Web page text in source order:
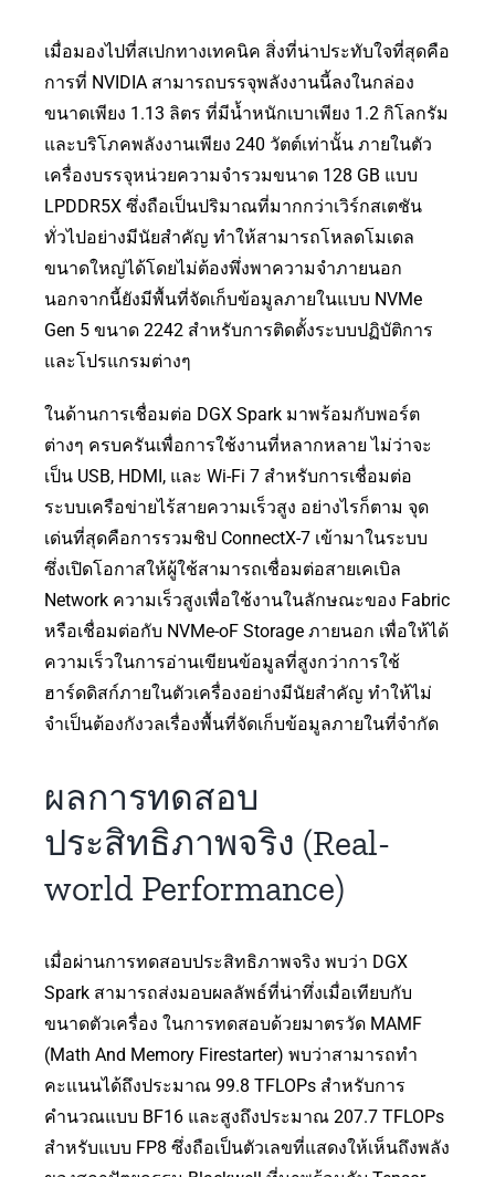
เมื่อมองไปที่สเปกทางเทคนิค สิ่งที่น่าประทับใจที่สุดคือ
การที่ NVIDIA สามารถบรรจุพลังงานนี้ลงในกล่อง
ขนาดเพียง 1.13 ลิตร ที่มีน้ำหนักเบาเพียง 1.2 กิโลกรัม
และบริโภคพลังงานเพียง 240 วัตต์เท่านั้น ภายในตัว
เครื่องบรรจุหน่วยความจำรวมขนาด 128 GB แบบ
LPDDR5X ซึ่งถือเป็นปริมาณที่มากกว่าเวิร์กสเตชัน
ทั่วไปอย่างมีนัยสำคัญ ทำให้สามารถโหลดโมเดล
ขนาดใหญ่ได้โดยไม่ต้องพึ่งพาความจำภายนอก
นอกจากนี้ยังมีพื้นที่จัดเก็บข้อมูลภายในแบบ NVMe
Gen 5 ขนาด 2242 สำหรับการติดตั้งระบบปฏิบัติการ
และโปรแกรมต่างๆ
ในด้านการเชื่อมต่อ DGX Spark มาพร้อมกับพอร์ต
ต่างๆ ครบครันเพื่อการใช้งานที่หลากหลาย ไม่ว่าจะ
เป็น USB, HDMI, และ Wi-Fi 7 สำหรับการเชื่อมต่อ
ระบบเครือข่ายไร้สายความเร็วสูง อย่างไรก็ตาม จุด
เด่นที่สุดคือการรวมชิป ConnectX-7 เข้ามาในระบบ
ซึ่งเปิดโอกาสให้ผู้ใช้สามารถเชื่อมต่อสายเคเบิล
Network ความเร็วสูงเพื่อใช้งานในลักษณะของ Fabric
หรือเชื่อมต่อกับ NVMe-oF Storage ภายนอก เพื่อให้ได้
ความเร็วในการอ่านเขียนข้อมูลที่สูงกว่าการใช้
ฮาร์ดดิสก์ภายในตัวเครื่องอย่างมีนัยสำคัญ ทำให้ไม่
จำเป็นต้องกังวลเรื่องพื้นที่จัดเก็บข้อมูลภายในที่จำกัด
ผลการทดสอบ
ประสิทธิภาพจริง (Real-
world Performance)
เมื่อผ่านการทดสอบประสิทธิภาพจริง พบว่า DGX
Spark สามารถส่งมอบผลลัพธ์ที่น่าทึ่งเมื่อเทียบกับ
ขนาดตัวเครื่อง ในการทดสอบด้วยมาตรวัด MAMF
(Math And Memory Firestarter) พบว่าสามารถทำ
คะแนนได้ถึงประมาณ 99.8 TFLOPs สำหรับการ
คำนวณแบบ BF16 และสูงถึงประมาณ 207.7 TFLOPs
สำหรับแบบ FP8 ซึ่งถือเป็นตัวเลขที่แสดงให้เห็นถึงพลัง